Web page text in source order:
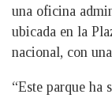
una oficina
ubicada en la
nacional, con
“Este parque ha